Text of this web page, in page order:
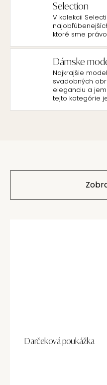
Selection
V kolekcii
ktoré sme
Dámske
Najkrajšie
svadobných
eleganciu a
tejto kategórie
Darčeková poukážka